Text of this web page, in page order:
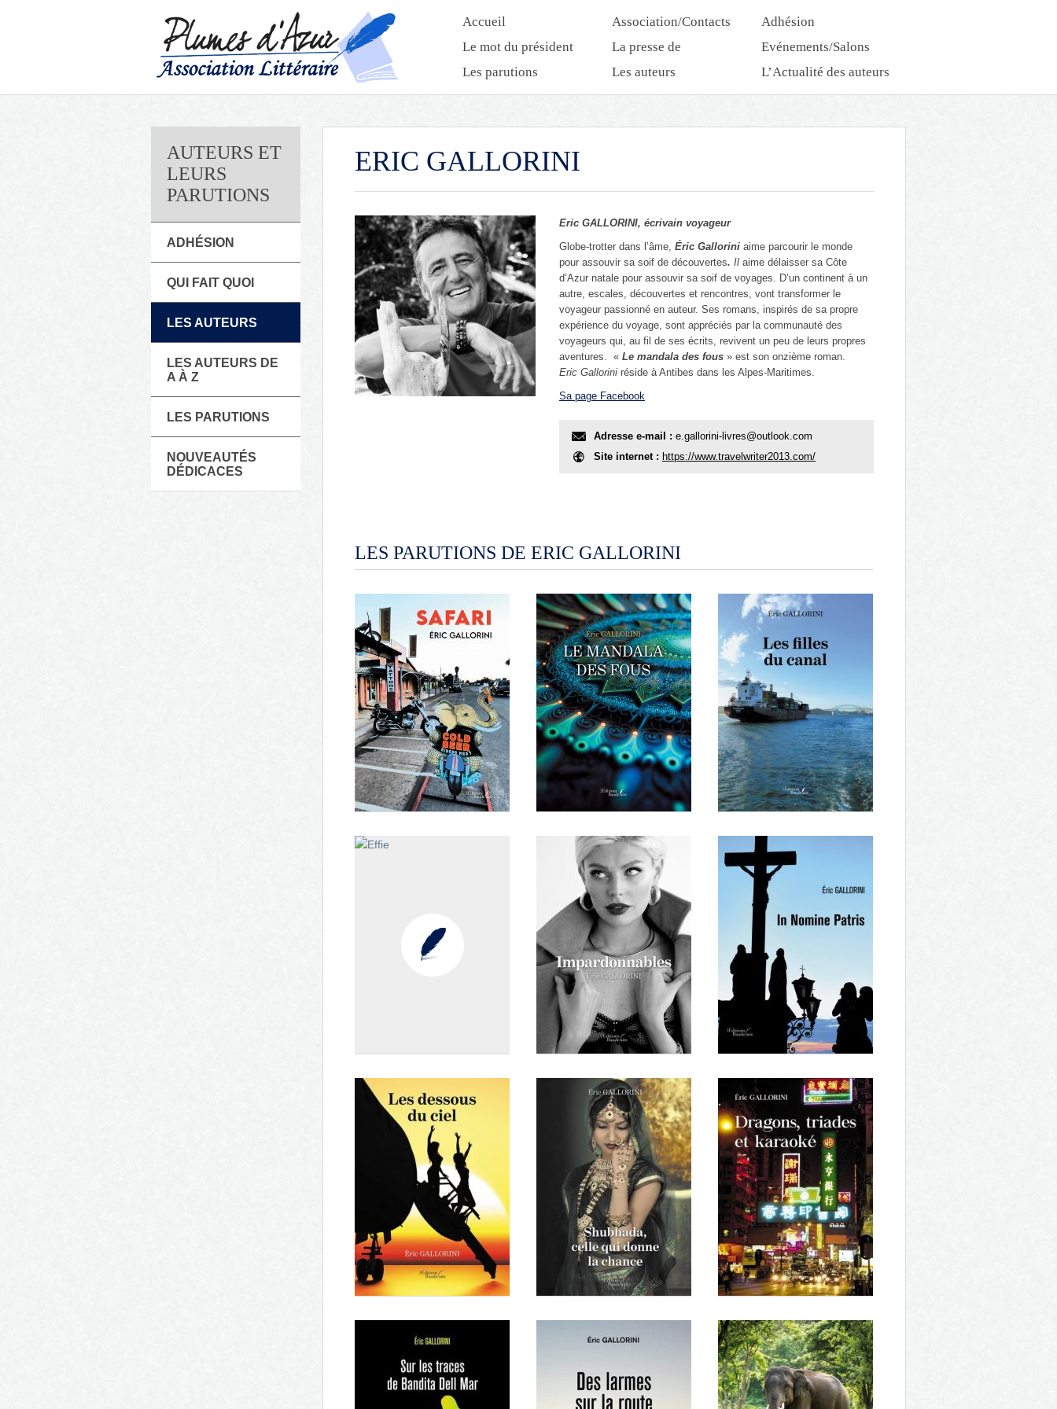
Accueil Association/Contacts
Adhésion
Le mot du président
La presse de
l’association
Evénements/Salons
Les parutions
Les auteurs
L’Actualité des auteurs
AUTEURS ET
LEURS
PARUTIONS
ADHÉSION
QUI FAIT QUOI
LES AUTEURS
LES AUTEURS DE
A À Z
LES PARUTIONS
NOUVEAUTÉS
DÉDICACES
ERIC GALLORINI
Eric GALLORINI, écrivain voyageur
Globe-trotter dans l’âme, Éric Gallorini aime parcourir le monde
pour assouvir sa soif de découvertes. Il aime délaisser sa Côte
d’Azur natale pour assouvir sa soif de voyages. D’un continent à un
autre, escales, découvertes et rencontres, vont transformer le
voyageur passionné en auteur. Ses romans, inspirés de sa propre
expérience du voyage, sont appréciés par la communauté des
voyageurs qui, au fil de ses écrits, revivent un peu de leurs propres
aventures. « Le mandala des fous » est son onzième roman.
Eric Gallorini réside à Antibes dans les Alpes-Maritimes.
Sa page Facebook
Adresse e-mail : e.gallorini-livres@outlook.com
Site internet : https://www.travelwriter2013.com/
LES PARUTIONS DE ERIC GALLORINI
Le mandala des fous Les filles du canal
Effie Impardonnables In Nomine Patris